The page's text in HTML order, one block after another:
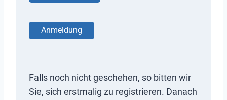
Anmeldung
Falls noch nicht geschehen, so bitten wir
Sie, sich erstmalig zu registrieren. Danach